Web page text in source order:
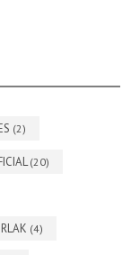
(2)
(20)
(4)